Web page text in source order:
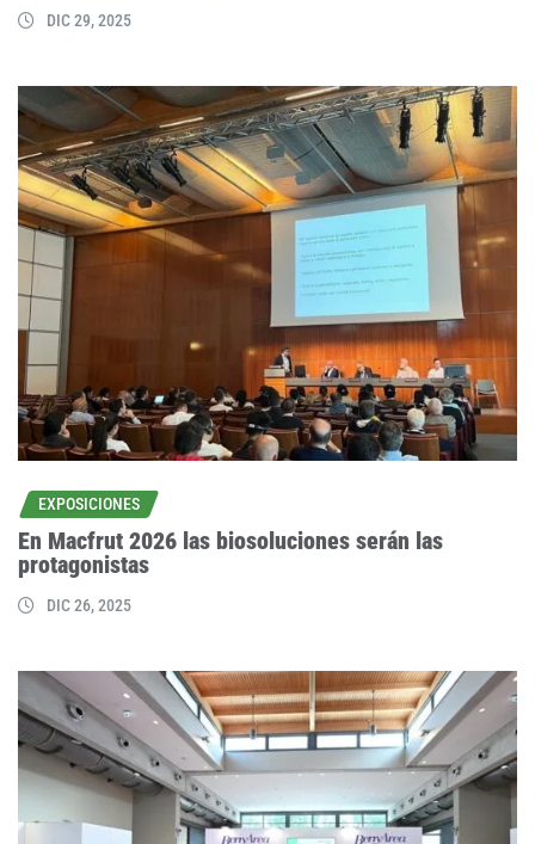
DIC 29, 2025
EXPOSICIONES
En Macfrut 2026 las biosoluciones serán las
protagonistas
DIC 26, 2025